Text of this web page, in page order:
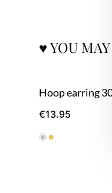
♥ YOU
Hoop earring
€13.95